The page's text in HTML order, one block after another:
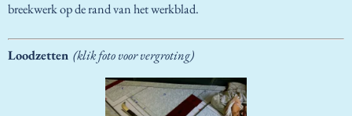
breekwerk op de rand van het werkblad.
Loodzetten (klik foto voor vergroting)